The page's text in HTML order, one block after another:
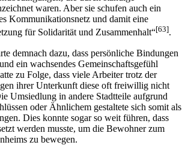
waren. Aber sie schufen auch ein
Kommunikationsnetz und damit eine
für Solidarität und Zusammenhalt“[63].
demnach dazu, dass persönliche Bindungen
ein wachsendes Gemeinschaftsgefühl
zu Folge, dass viele Arbeiter trotz der
ihrer Unterkunft diese oft freiwillig nicht
Umsiedlung in andere Stadtteile aufgrund
oder Ähnlichem gestaltete sich somit als
Dies konnte sogar so weit führen, dass
werden musste, um die Bewohner zum
zu bewegen.